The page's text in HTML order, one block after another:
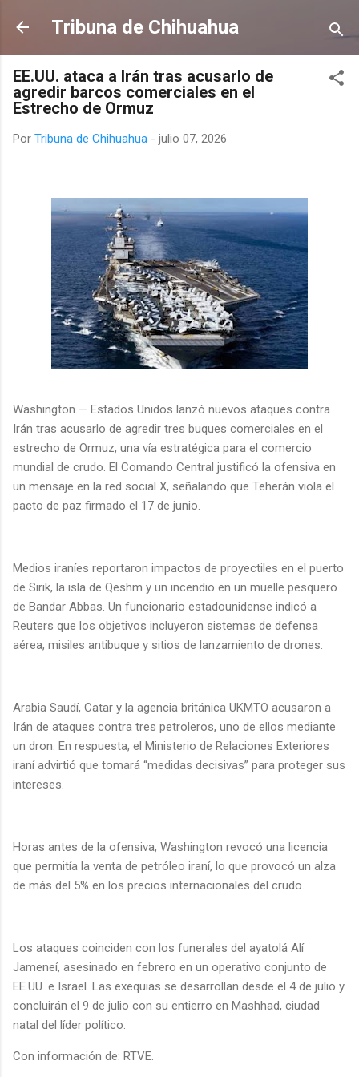
Ir al contenido principal
Tribuna de Chihuahua
EE.UU. ataca a Irán tras acusarlo de
agredir barcos comerciales en el
Estrecho de Ormuz
Por Tribuna de Chihuahua - julio 07, 2026
Washington.— Estados Unidos lanzó nuevos ataques contra
Irán tras acusarlo de agredir tres buques comerciales en el
estrecho de Ormuz, una vía estratégica para el comercio
mundial de crudo. El Comando Central justificó la ofensiva en
un mensaje en la red social X, señalando que Teherán viola el
pacto de paz firmado el 17 de junio.
Medios iraníes reportaron impactos de proyectiles en el puerto
de Sirik, la isla de Qeshm y un incendio en un muelle pesquero
de Bandar Abbas. Un funcionario estadounidense indicó a
Reuters que los objetivos incluyeron sistemas de defensa
aérea, misiles antibuque y sitios de lanzamiento de drones.
Arabia Saudí, Catar y la agencia británica UKMTO acusaron a
Irán de ataques contra tres petroleros, uno de ellos mediante
un dron. En respuesta, el Ministerio de Relaciones Exteriores
iraní advirtió que tomará “medidas decisivas” para proteger sus
intereses.
Horas antes de la ofensiva, Washington revocó una licencia
que permitía la venta de petróleo iraní, lo que provocó un alza
de más del 5% en los precios internacionales del crudo.
Los ataques coinciden con los funerales del ayatolá Alí
Jameneí, asesinado en febrero en un operativo conjunto de
EE.UU. e Israel. Las exequias se desarrollan desde el 4 de julio y
concluirán el 9 de julio con su entierro en Mashhad, ciudad
natal del líder político.
Con información de: RTVE.